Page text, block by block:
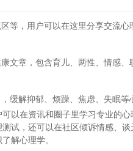
等，用户可以在这里分享交流心
文章，包含育儿、两性、情感、
缓解抑郁、烦躁、焦虑、失眠等
以在资讯和圈子里学习专业的心
试，还可以在社区倾诉情感、
解心理学。